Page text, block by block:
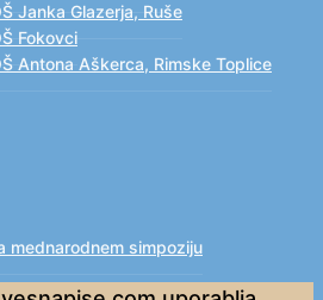
Janka Glazerja, Ruše
Fokovci
Antona Aškerca, Rimske Toplice
mednarodnem simpoziju